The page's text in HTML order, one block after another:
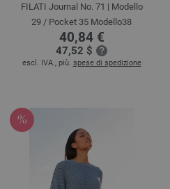
FILATI Journal No. 71 | Modello
29 / Pocket 35 Modello38
40,84 €
47,52 $
escl. IVA., più. spese di spedizione